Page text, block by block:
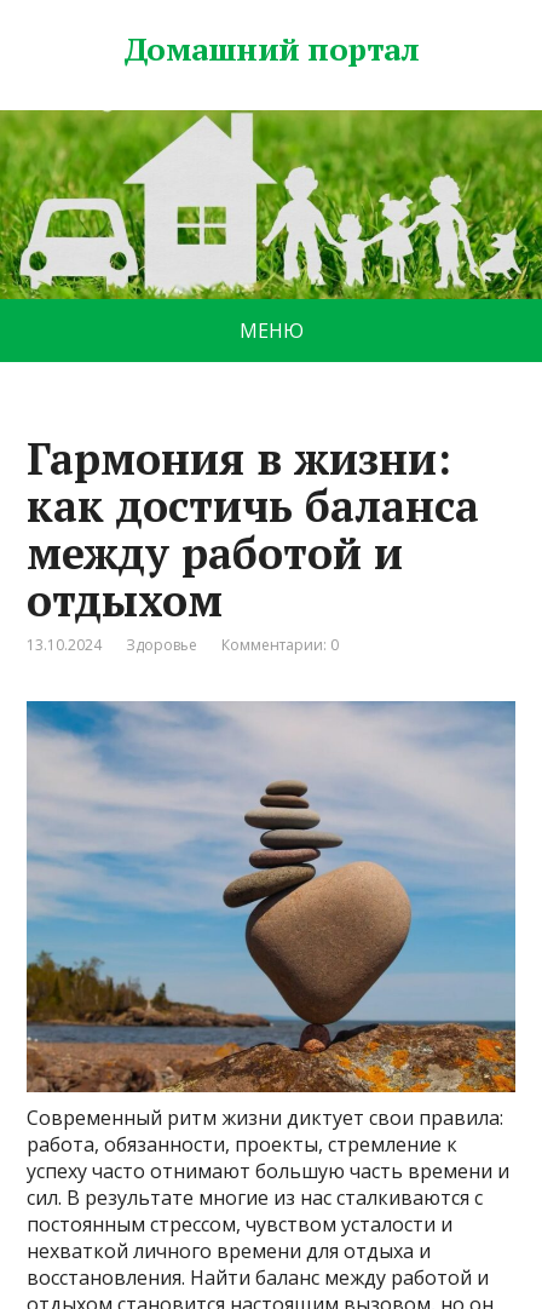
Домашний портал
МЕНЮ
Гармония в жизни:
как достичь баланса
между работой и
отдыхом
13.10.2024 Здоровье Комментарии: 0
Современный ритм жизни диктует свои правила:
работа, обязанности, проекты, стремление к
успеху часто отнимают большую часть времени и
сил. В результате многие из нас сталкиваются с
постоянным стрессом, чувством усталости и
нехваткой личного времени для отдыха и
восстановления. Найти баланс между работой и